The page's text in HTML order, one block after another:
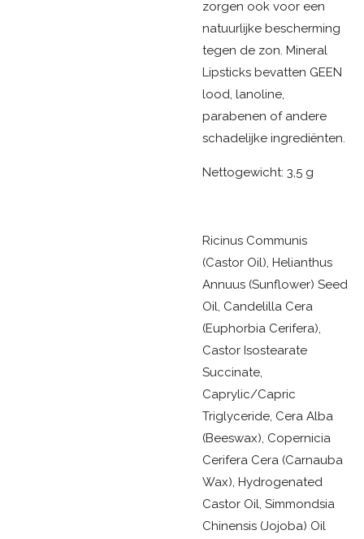
zorgen ook voor een
natuurlijke bescherming
tegen de zon. Mineral
Lipsticks bevatten GEEN
lood, lanoline,
parabenen of andere
schadelijke ingrediënten.
Nettogewicht: 3,5 g
Ricinus Communis
(Castor Oil), Helianthus
Annuus (Sunflower) Seed
Oil, Candelilla Cera
(Euphorbia Cerifera),
Castor Isostearate
Succinate,
Caprylic/Capric
Triglyceride, Cera Alba
(Beeswax), Copernicia
Cerifera Cera (Carnauba
Wax), Hydrogenated
Castor Oil, Simmondsia
Chinensis (Jojoba) Oil